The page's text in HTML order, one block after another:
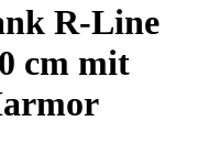
R-Line
cm mit